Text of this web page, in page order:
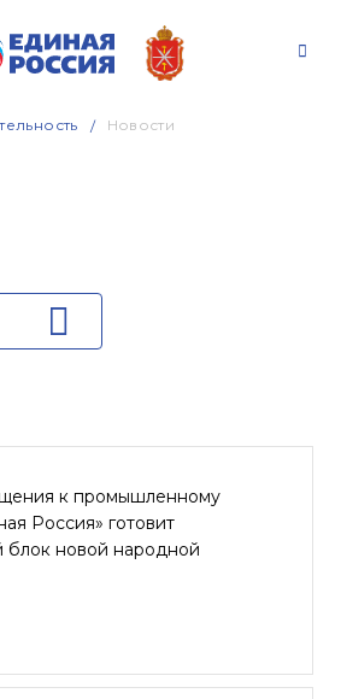
Новости
к промышленному
Россия» готовит
блок новой народной